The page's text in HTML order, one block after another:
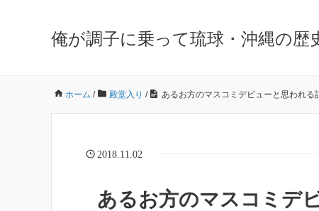
俺が調子に乗って琉球・沖縄の歴
ホーム / 殿堂入り / あるお方のマスコミデビューと思われる
2018.11.02
あるお方のマスコミデ